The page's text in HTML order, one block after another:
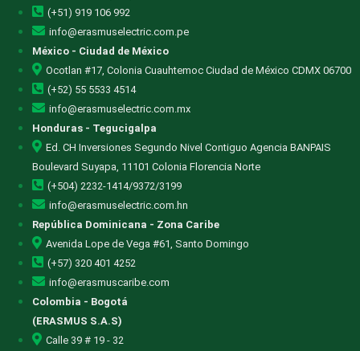
(+51) 919 106 992
info@erasmuselectric.com.pe
México - Ciudad de México
Ocotlan #17, Colonia Cuauhtemoc Ciudad de México CDMX 06700
(+52) 55 5533 4514
info@erasmuselectric.com.mx
Honduras - Tegucigalpa
Ed. CH Inversiones Segundo Nivel Contiguo Agencia BANPAIS
Boulevard Suyapa, 11101 Colonia Florencia Norte
(+504) 2232-1414/9372/3199
info@erasmuselectric.com.hn
República Dominicana - Zona Caribe
Avenida Lope de Vega #61, Santo Domingo
(+57) 320 401 4252
info@erasmuscaribe.com
Colombia - Bogotá
(ERASMUS S.A.S)
Calle 39 # 19 - 32